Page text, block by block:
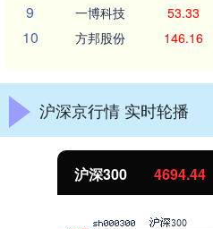
9 一博科技 53.33
10 方邦股份 146.16
沪深京行情 实时轮播
沪深300 4694.44